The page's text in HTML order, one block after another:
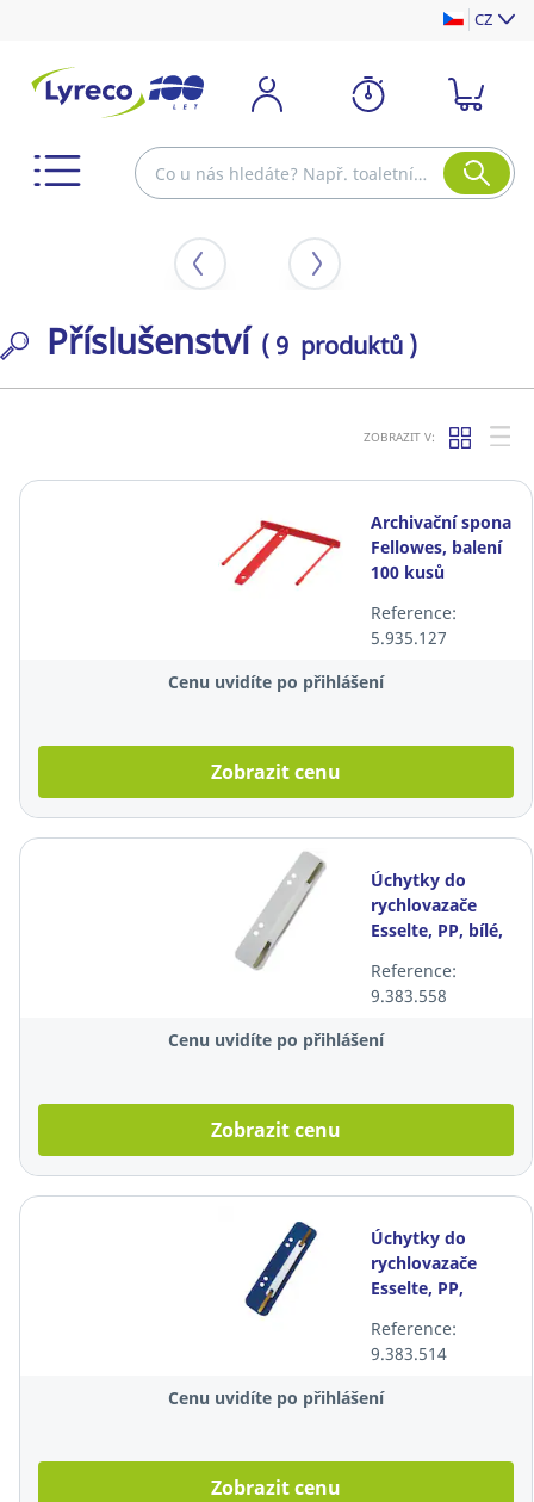
CZ
Příslušenství ( 9 produktů )
ZOBRAZIT V:
Archivační spona
Fellowes, balení
100 kusů
Reference:
5.935.127
Cenu uvidíte po přihlášení
Zobrazit cenu
Úchytky do
rychlovazače
Esselte, PP, bílé,
Reference:
9.383.558
Cenu uvidíte po přihlášení
Zobrazit cenu
Úchytky do
rychlovazače
Esselte, PP,
100 kusů
Reference:
9.383.514
Cenu uvidíte po přihlášení
Zobrazit cenu